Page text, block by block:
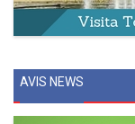
AVIS NEWS